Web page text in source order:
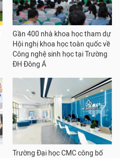
Gần 400 nhà khoa học tham dự
Hội nghị khoa học toàn quốc về
Công nghệ sinh học tại Trường
ĐH Đông Á
Trường Đại học CMC công bố